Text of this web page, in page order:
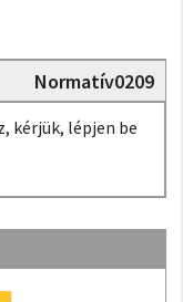
Normatív0209
kérjük, lépjen be